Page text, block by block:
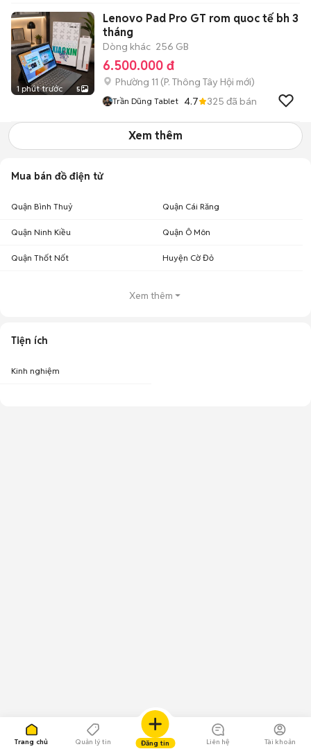
Trang chủ Quản lý tin Đăng tin Liên hệ Tài khoản
1 phút trước 5
Lenovo Pad Pro GT rom quoc tế bh 3
tháng
Dòng khác 256 GB
6.500.000 đ
Phường 11 (P. Thông Tây Hội mới)
Trần Dũng Tablet 4.7 325 đã bán
Xem thêm
Mua bán đồ điện tử
Quận Bình Thuỷ Quận Cái Răng
Quận Ninh Kiều Quận Ô Môn
Quận Thốt Nốt Huyện Cờ Đỏ
Xem thêm
Tiện ích
Kinh nghiệm